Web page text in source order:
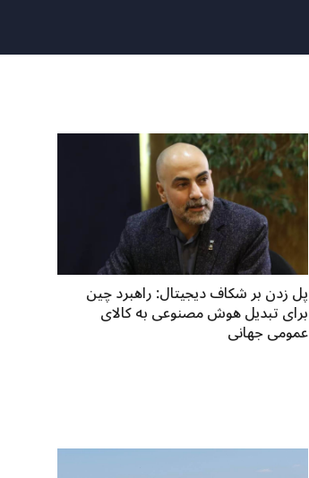
پل زدن بر شکاف دیجیتال: راهبرد چین
برای تبدیل هوش مصنوعی به کالای
عمومی جهانی